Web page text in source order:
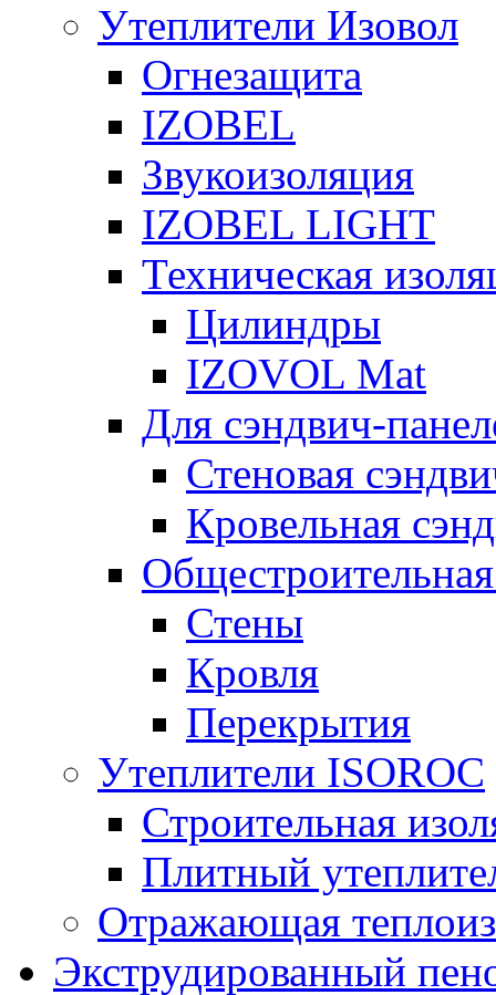
Утеплители Изовол
Огнезащита
IZOBEL
Звукоизоляция
IZOBEL LIGHT
Техническая
Цилиндры
IZOVOL Mat
Для сэндвич-
Стеновая
Кровельная
Стены
Кровля
Перекрытия
Утеплители ISOROC
Строительная
Плитный
Отражающая
Экструдированный